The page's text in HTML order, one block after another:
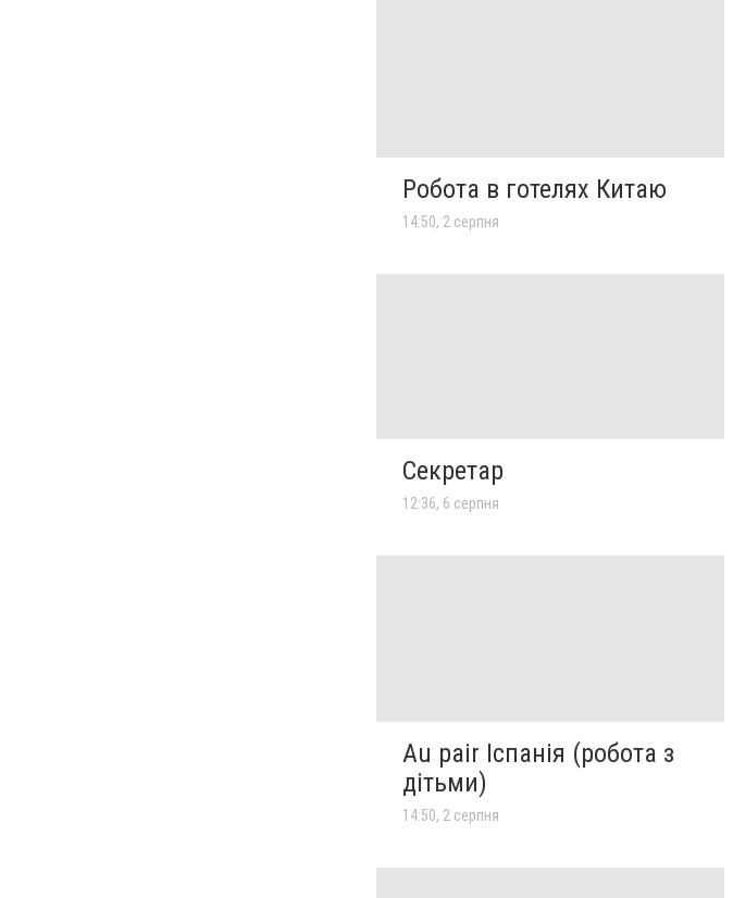
Робота в готелях Китаю
14:50, 2 серпня
Секретар
12:36, 6 серпня
Au pair Іспанія (робота з
дітьми)
14:50, 2 серпня